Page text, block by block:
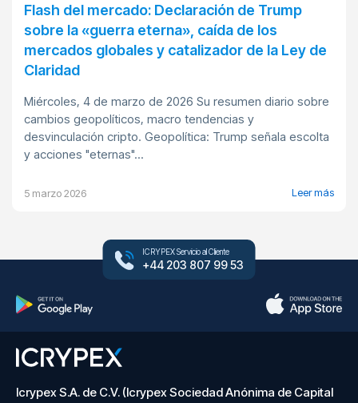
Flash del mercado: Declaración de Trump
sobre la «guerra eterna», caída de los
mercados globales y catalizador de la Ley de
Claridad
Miércoles, 4 de marzo de 2026 Su resumen diario sobre
cambios geopolíticos, macro tendencias y
desvinculación cripto. Geopolítica: Trump señala escolta
y acciones "eternas"...
5 marzo 2026 Leer más
ICRYPEX Servicio al Cliente
+44 203 807 99 53
Icrypex S.A. de C.V. (Icrypex Sociedad Anónima de Capital